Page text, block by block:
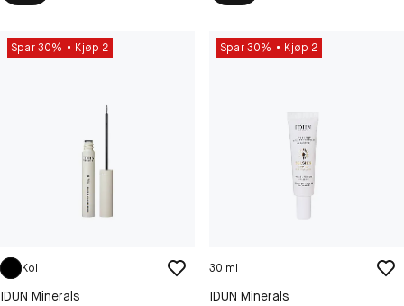
Spar 30% Kjøp 2
Kol
IDUN Minerals
Spar 30% Kjøp 2
30 ml
IDUN Minerals